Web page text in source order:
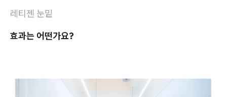
레티젠 눈밑
효과는 어떤가요?